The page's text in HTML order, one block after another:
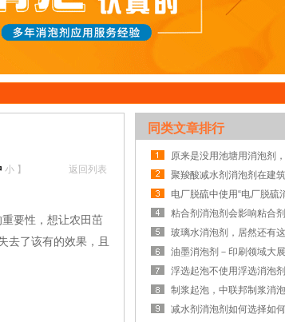
小 】 返回列表
要性，想让农田茁
去了该有的效果，且
同类文章排行
油墨消泡剂－印刷领域大
减水剂消泡剂如何选择如